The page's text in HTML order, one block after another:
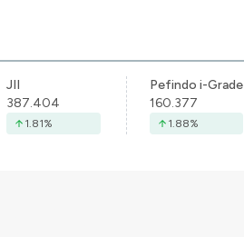
JII
387.404
1.81%
Pefindo i-Grade
160.377
1.88%